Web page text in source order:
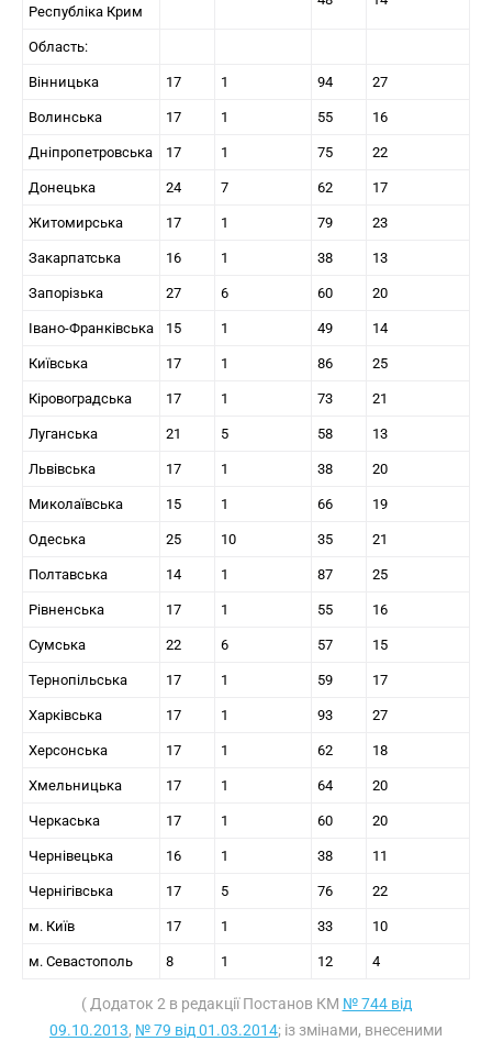
Республіка Крим
Область:
Вінницька 17 1 94 27
Волинська 17 1 55 16
Дніпропетровська 17 1 75 22
Донецька 24 7 62 17
Житомирська 17 1 79 23
Закарпатська 16 1 38 13
Запорізька 27 6 60 20
Івано-Франківська 15 1 49 14
Київська 17 1 86 25
Кіровоградська 17 1 73 21
Луганська 21 5 58 13
Львівська 17 1 38 20
Миколаївська 15 1 66 19
Одеська 25 10 35 21
Полтавська 14 1 87 25
Рівненська 17 1 55 16
Сумська 22 6 57 15
Тернопільська 17 1 59 17
Харківська 17 1 93 27
Херсонська 17 1 62 18
Хмельницька 17 1 64 20
Черкаська 17 1 60 20
Чернівецька 16 1 38 11
Чернігівська 17 5 76 22
м. Київ 17 1 33 10
м. Севастополь 8 1 12 4
( Додаток 2 в редакції Постанов КМ № 744 від
09.10.2013, № 79 від 01.03.2014; із змінами, внесеними